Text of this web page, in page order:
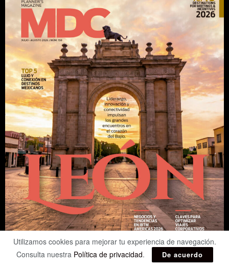
Utilizamos cookies para mejorar tu experiencia de navegación.
Consulta nuestra Política de privacidad. De acuerdo